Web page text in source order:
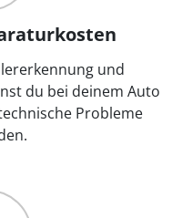
und
du bei deinem Auto
Probleme